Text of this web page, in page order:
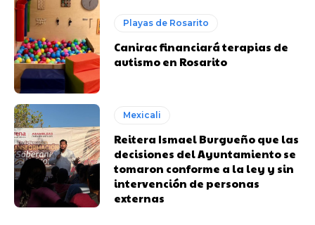
Playas de Rosarito
Canirac financiará terapias de
autismo en Rosarito
Mexicali
Reitera Ismael Burgueño que las
decisiones del Ayuntamiento se
tomaron conforme a la ley y sin
intervención de personas
externas